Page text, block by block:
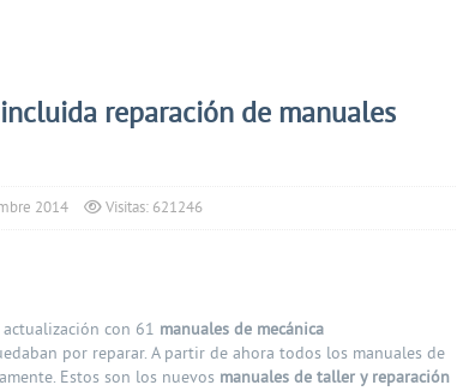
reparación de manuales
2014 Visitas: 621246
con 61 manuales de mecánica
por reparar. A partir de ahora todos los manuales de
Estos son los nuevos manuales de taller y reparación